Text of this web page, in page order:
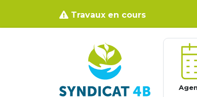
Travaux en cours